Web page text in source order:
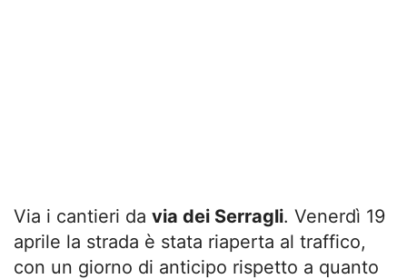
Via i cantieri da via dei Serragli. Venerdì 19
aprile la strada è stata riaperta al traffico,
con un giorno di anticipo rispetto a quanto